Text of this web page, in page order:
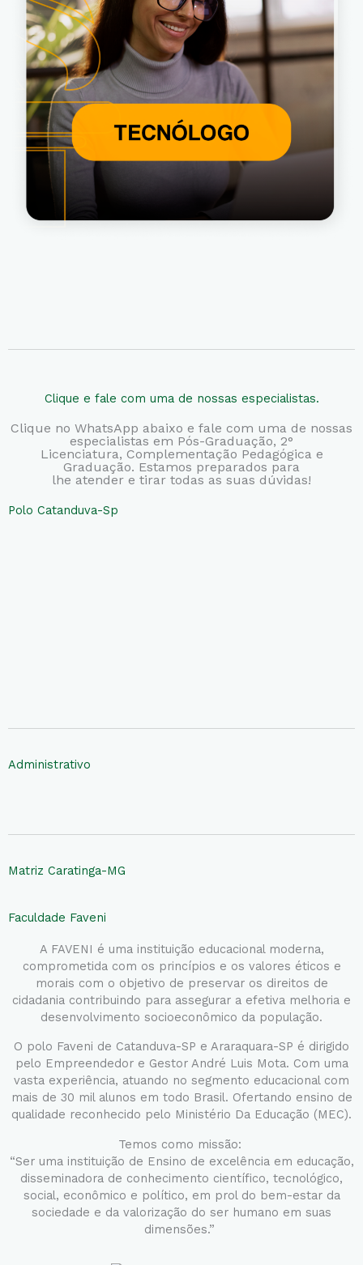
Clique e fale com uma de nossas especialistas.
Clique no WhatsApp abaixo e fale com uma de nossas
especialistas em Pós-Graduação, 2°
Licenciatura, Complementação Pedagógica e
Graduação. Estamos preparados para
lhe atender e tirar todas as suas dúvidas!
Polo Catanduva-Sp
Administrativo
Matriz Caratinga-MG
Faculdade Faveni
A FAVENI é uma instituição educacional moderna,
comprometida com os princípios e os valores éticos e
morais com o objetivo de preservar os direitos de
cidadania contribuindo para assegurar a efetiva melhoria e
desenvolvimento socioeconômico da população.
O polo Faveni de Catanduva-SP e Araraquara-SP é dirigido
pelo Empreendedor e Gestor André Luis Mota. Com uma
vasta experiência, atuando no segmento educacional com
mais de 30 mil alunos em todo Brasil. Ofertando ensino de
qualidade reconhecido pelo Ministério Da Educação (MEC).
Temos como missão:
“Ser uma instituição de Ensino de excelência em educação,
disseminadora de conhecimento científico, tecnológico,
social, econômico e político, em prol do bem-estar da
sociedade e da valorização do ser humano em suas
dimensões.”